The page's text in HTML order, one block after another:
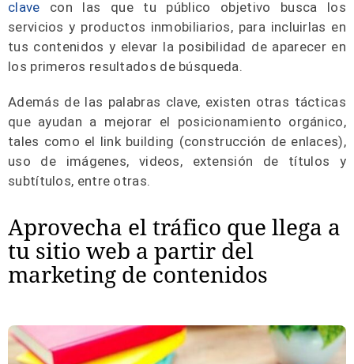
clave con las que tu público objetivo busca los
servicios y productos inmobiliarios, para incluirlas en
tus contenidos y elevar la posibilidad de aparecer en
los primeros resultados de búsqueda.
Además de las palabras clave, existen otras tácticas
que ayudan a mejorar el posicionamiento orgánico,
tales como el link building (construcción de enlaces),
uso de imágenes, videos, extensión de títulos y
subtítulos, entre otras.
Aprovecha el tráfico que llega a
tu sitio web a partir del
marketing de contenidos